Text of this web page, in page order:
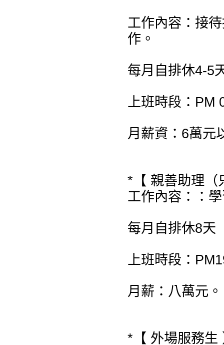
工作內容：接
作。
每月自排休4-5
上班時段：PM
月薪資：6萬元
*【 親善助理（
工作內容：：
每月自排休8天
上班時段：
月薪：八萬元。
*【 外場服務生